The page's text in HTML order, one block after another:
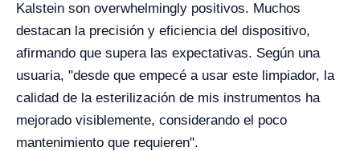
Kalstein son overwhelmingly positivos. Muchos
destacan la precisión y eficiencia del dispositivo,
afirmando que supera las expectativas. Según una
usuaria, "desde que empecé a usar este limpiador, la
calidad de la esterilización de mis instrumentos ha
mejorado visiblemente, considerando el poco
mantenimiento que requieren".